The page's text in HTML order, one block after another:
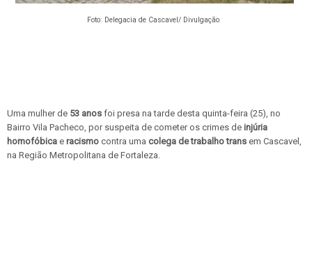
Foto: Delegacia de Cascavel/ Divulgação
Uma mulher de 53 anos foi presa na tarde desta quinta-feira (25), no
Bairro Vila Pacheco, por suspeita de cometer os crimes de injúria
homofóbica e racismo contra uma colega de trabalho trans em Cascavel,
na Região Metropolitana de Fortaleza.